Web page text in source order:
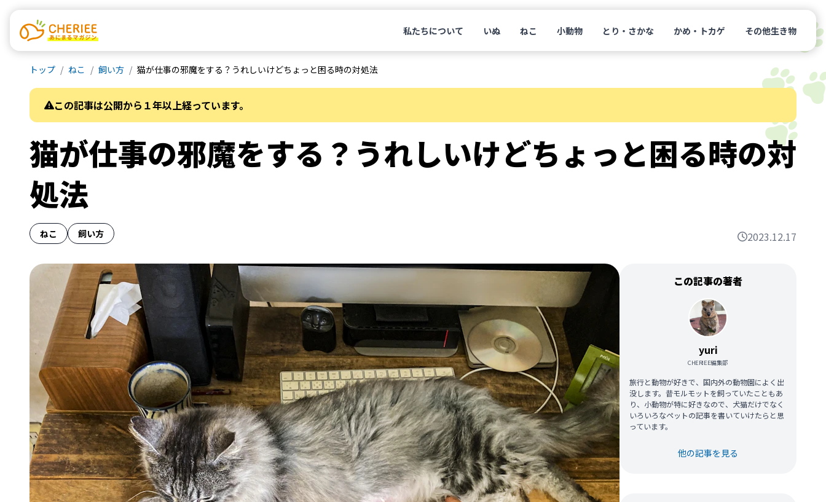
私たちについて いぬ ねこ 小動物 とり・さかな かめ・トカゲ その他生き物
トップ ねこ 飼い方 猫が仕事の邪魔をする？うれしいけどちょっと困る時の対処法
この記事は公開から１年以上経っています。
猫が仕事の邪魔をする？うれしいけどちょっと困る時の対
処法
ねこ 飼い方 2023.12.17
この記事の著者
yuri
CHERIEE編集部
旅行と動物が好きで、国内外の動物園によく出
没します。昔モルモットを飼っていたこともあ
り、小動物が特に好きなので、犬猫だけでなく
いろいろなペットの記事を書いていけたらと思
っています。
他の記事を見る